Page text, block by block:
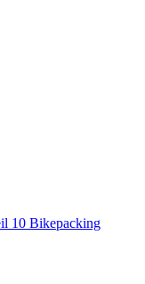
10 Bikepacking